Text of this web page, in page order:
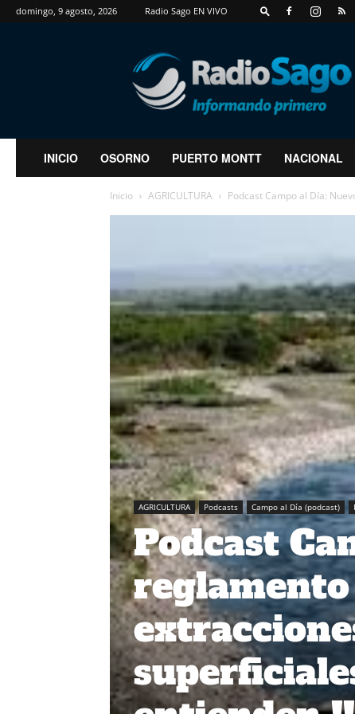
domingo, 9 agosto, 2026 Radio Sago EN VIVO
RadioSago
INICIO OSORNO PUERTO MONTT NACIONAL
Inicio AGRICULTURA Podcast Campo al Día:
AGRICULTURA Podcasts Campo al Día (podcast)
Podcast